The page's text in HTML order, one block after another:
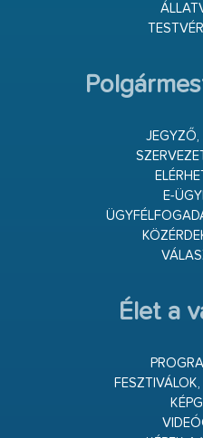
JEGYZŐ,
E-
Élet a